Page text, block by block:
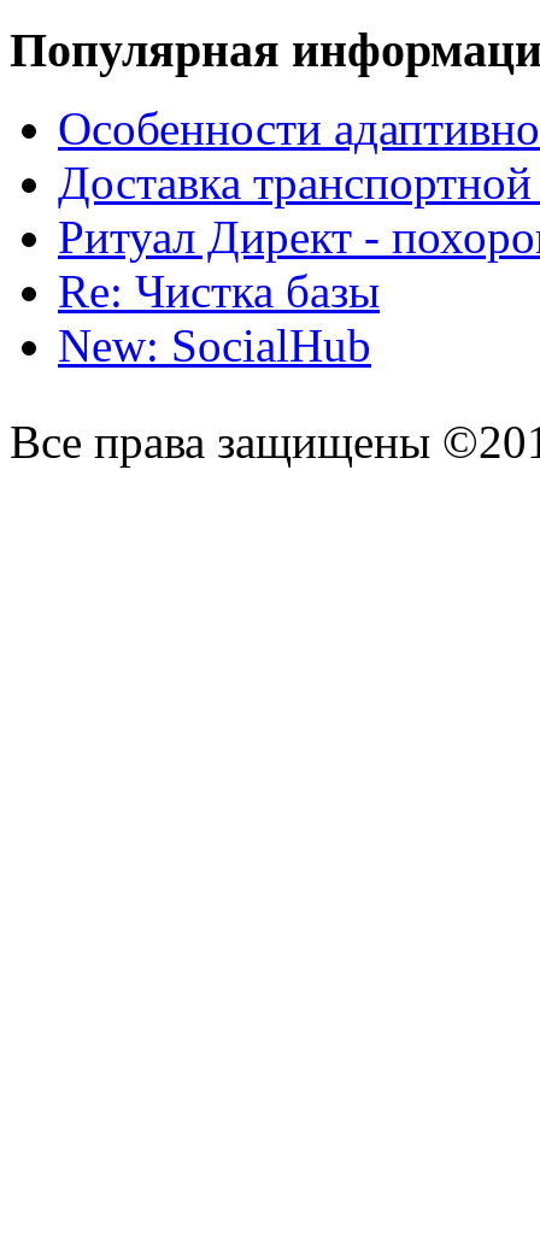
Популярная
Особенности
Доставка
Ритуал Директ -
Re: Чистка базы
New: SocialHub
Все права защищены